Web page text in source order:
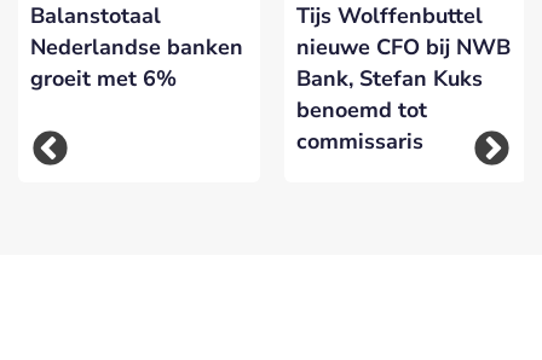
Balanstotaal
Nederlandse banken
groeit met 6%
Tijs Wolffenbuttel
nieuwe CFO bij NWB
Bank, Stefan Kuks
benoemd tot
commissaris